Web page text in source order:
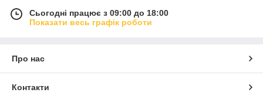
Сьогодні працює з 09:00 до 18:00
Показати весь графік роботи
Про нас
Контакти